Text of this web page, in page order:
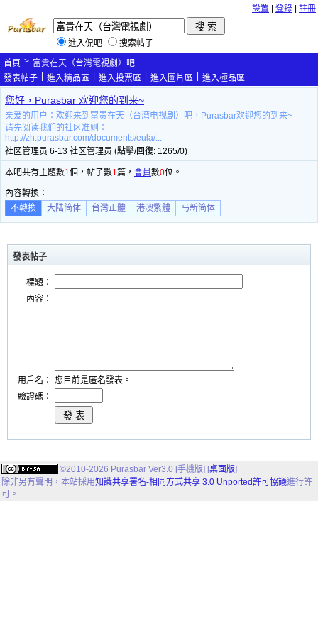
設置 登錄 註冊
進入侃吧
搜索帖子
首頁 > 富貴在天（台灣電視劇）吧
發表帖子
進入精品區 進入投票區 進入圖片區 進入極品區
您好，Purasbar 欢迎您的到来~
亲爱的用户：欢迎来到富贵在天（台湾电视剧）吧，Purasbar欢迎您的到来~
请先阅读我们的社区准则：
http://zh.purasbar.com/documents/eula/...
社区管理员 6-13 社区管理员 (點擊/回復: 1265/0)
本吧共有主題數1個，帖子數1篇， 會員數0位。
內容轉換：
不轉換
大陆简体 台灣正體 港澳繁體 马新简体
發表帖子
標題：
內容：
用戶名：
您目前是匿名發表。
驗證碼：
©2010-2026 Purasbar Ver3.0 [手機版] [桌面版]
除非另有聲明， 本站採用知識共享署名-相同方式共享 3.0 Unported許可協議進行許
可。